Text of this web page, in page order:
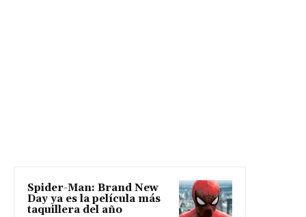
Spider-Man: Brand New
Day ya es la película más
taquillera del año